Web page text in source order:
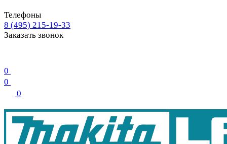
Телефоны
8 (495) 215-19-33
Заказать звонок
0
0
0